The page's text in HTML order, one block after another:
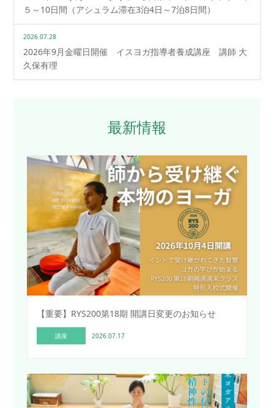
５～10日間（アシュラム滞在3泊4日～7泊8日間）
2026.07.28
2026年9月金曜日開催 イスヨガ指導者養成講座 講師 大
久保有理
最新情報
【重要】RYS200第18期 開講日変更のお知らせ
講座 2026.07.17